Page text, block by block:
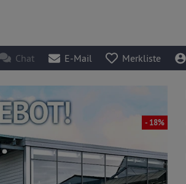
Chat E-Mail Merkliste
- 18%